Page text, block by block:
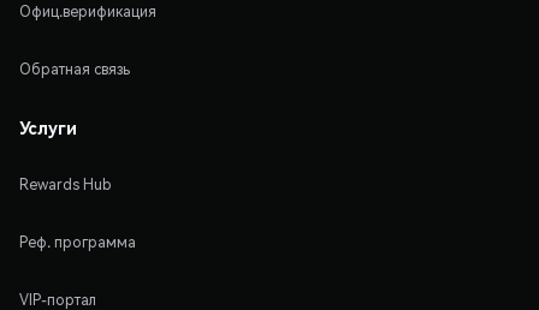
Офиц.верификация
Обратная связь
Услуги
Rewards Hub
Реф. программа
VIP-портал